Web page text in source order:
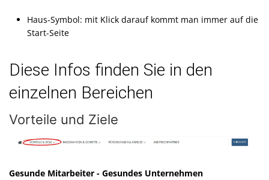
Haus-Symbol: mit Klick darauf kommt man immer auf die
Start-Seite
Diese Infos finden Sie in den
einzelnen Bereichen
Vorteile und Ziele
Gesunde Mitarbeiter - Gesundes Unternehmen